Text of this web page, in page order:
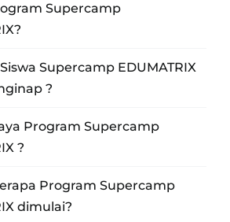
Supercamp
Supercamp EDUMATRIX
?
Program Supercamp
?
Program Supercamp
dimulai?